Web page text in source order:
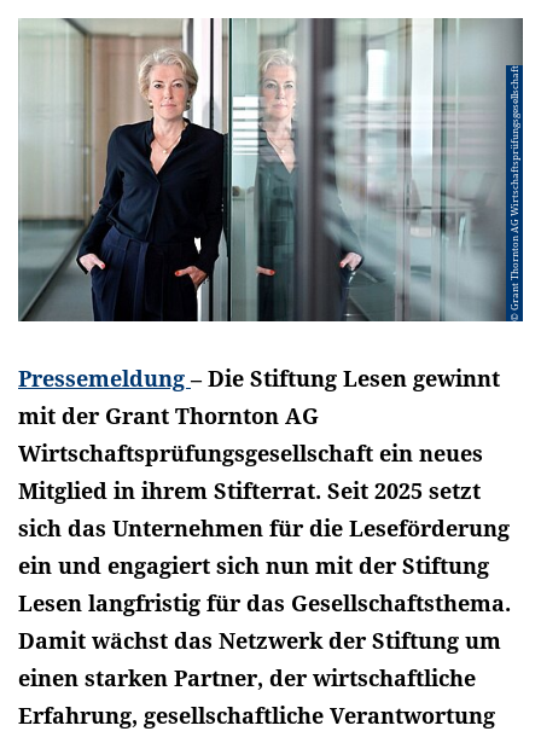
© Grant Thornton AG Wirtschaftsprüfungsgesellschaft
Pressemeldung– Die Stiftung Lesen gewinnt
mit der Grant Thornton AG
Wirtschaftsprüfungsgesellschaft ein neues
Mitglied in ihrem Stifterrat. Seit 2025 setzt
sich das Unternehmen für die Leseförderung
ein und engagiert sich nun mit der Stiftung
Lesen langfristig für das Gesellschaftsthema.
Damit wächst das Netzwerk der Stiftung um
einen starken Partner, der wirtschaftliche
Erfahrung, gesellschaftliche Verantwortung